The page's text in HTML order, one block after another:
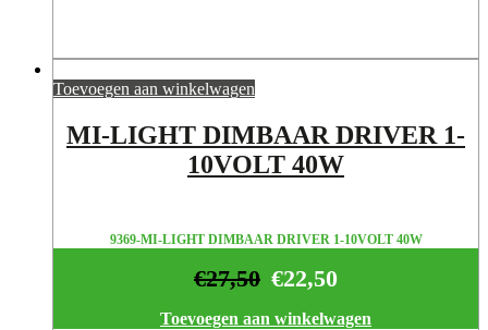
Toevoegen aan winkelwagen
MI-LIGHT DIMBAAR DRIVER 1-
10VOLT 40W
9369-MI-LIGHT DIMBAAR DRIVER 1-10VOLT 40W
€22,50
€27,50
Toevoegen aan winkelwagen